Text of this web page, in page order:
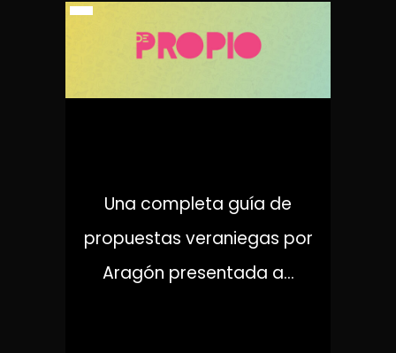
Una completa guía de
propuestas veraniegas por
Aragón presentada a...